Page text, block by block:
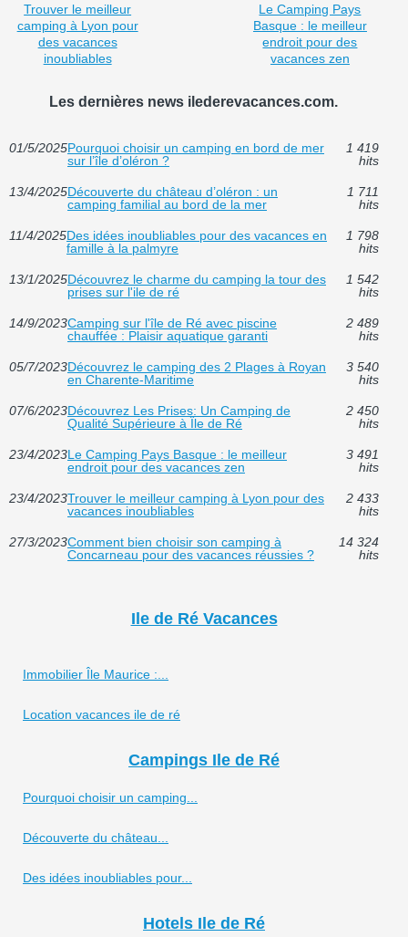
Trouver le meilleur
camping à Lyon pour
des vacances
inoubliables
Le Camping Pays
Basque : le meilleur
endroit pour des
vacances zen
Les dernières news ilederevacances.com.
01/5/2025Pourquoi choisir un camping en bord de mer
sur l’île d’oléron ?
1 419
hits
13/4/2025Découverte du château d’oléron : un
camping familial au bord de la mer
1 711
hits
11/4/2025Des idées inoubliables pour des vacances en
famille à la palmyre
1 798
hits
13/1/2025Découvrez le charme du camping la tour des
prises sur l'ile de ré
1 542
hits
14/9/2023Camping sur l'île de Ré avec piscine
chauffée : Plaisir aquatique garanti
2 489
hits
05/7/2023Découvrez le camping des 2 Plages à Royan
en Charente-Maritime
3 540
hits
07/6/2023Découvrez Les Prises: Un Camping de
Qualité Supérieure à Île de Ré
2 450
hits
23/4/2023Le Camping Pays Basque : le meilleur
endroit pour des vacances zen
3 491
hits
23/4/2023Trouver le meilleur camping à Lyon pour des
vacances inoubliables
2 433
hits
27/3/2023Comment bien choisir son camping à
Concarneau pour des vacances réussies ?
14 324
hits
Ile de Ré Vacances
Immobilier Île Maurice :...
Location vacances ile de ré
Campings Ile de Ré
Pourquoi choisir un camping...
Découverte du château...
Des idées inoubliables pour...
Hotels Ile de Ré